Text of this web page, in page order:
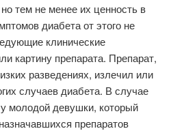
тем не менее их ценность в
диабета от этого не
клинические
картину препарата. Препарат,
разведениях, излечил или
случаев диабета. В случае
молодой девушки, который
препаратов